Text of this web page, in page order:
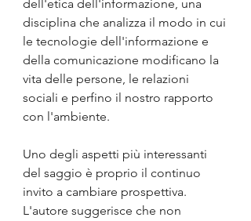
dell'etica dell'informazione, una
disciplina che analizza il modo in cui
le tecnologie dell'informazione e
della comunicazione modificano la
vita delle persone, le relazioni
sociali e perfino il nostro rapporto
con l'ambiente.
Uno degli aspetti più interessanti
del saggio è proprio il continuo
invito a cambiare prospettiva.
L'autore suggerisce che non